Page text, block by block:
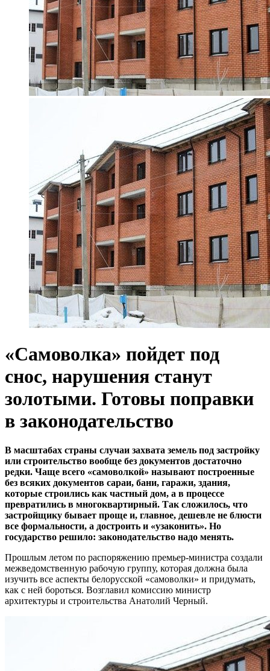
«Самоволка» пойдет под
снос, нарушения станут
золотыми. Готовы поправки
в законодательство
В масштабах страны случаи захвата земель под застройку
или строительство вообще без документов достаточно
редки. Чаще всего «самоволкой» называют построенные
без всяких документов сараи, бани, гаражи, здания,
которые строились как частный дом, а в процессе
превратились в многоквартирный. Так сложилось, что
застройщику бывает проще и, главное, дешевле не блюсти
все формальности, а достроить и «узаконить». Но
государство решило: законодательство надо менять.
Прошлым летом по распоряжению премьер-министра создали
межведомственную рабочую группу, которая должна была
изучить все аспекты белорусской «самоволки» и придумать,
как с ней бороться. Возглавил комиссию министр
архитектуры и строительства Анатолий Черный.